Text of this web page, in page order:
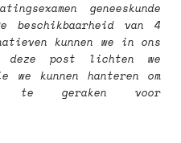
geneeskunde
van 4
kunnen we in ons
deze post lichten we
we kunnen hanteren om
te geraken voor